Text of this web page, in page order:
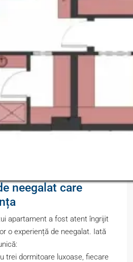
neegalat care
apartament a fost atent îngrijit
o experiență de neegalat. Iată
trei dormitoare luxoase, fiecare